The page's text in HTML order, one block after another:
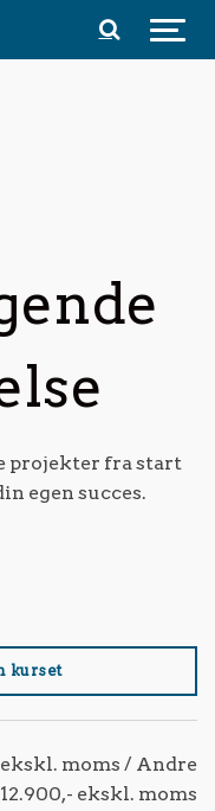
projekter fra start
egen succes.
kurset
moms / Andre
ekskl. moms